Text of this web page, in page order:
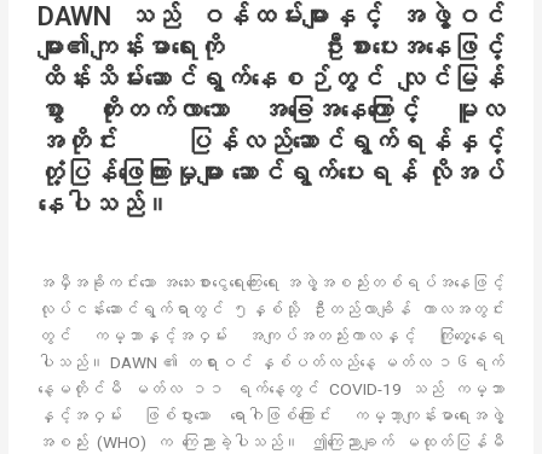
DAWN သည် ဝန်ထမ်းများနှင့် အဖွဲ့ဝင်
များ၏ကျန်းမာရေးကို ဦးစားပေးအနေဖြင့်
ထိန်းသိမ်းဆောင်ရွက်နေစဉ်တွင် လျင်မြန်
စွာ တိုးတက်လာသော အခြေအနေကြောင့် မူလ
အတိုင်း ပြန်လည်ဆောင်ရွက်ရန်နှင့်
တုံ့ပြန်ဖြေကြားမှုများ ဆောင်ရွက်ပေးရန် လိုအပ်
နေပါသည်။
အမှီအခိုကင်းသော အသေးစားငွေရေးကြေးရေး အဖွဲ့အစည်းတစ်ရပ်အနေဖြင့်
လုပ်ငန်းဆောင်ရွက်ရာတွင် ၅နှစ်သို့ ဦးတည်လာချိန် ကာလအတွင်း
တွင် ကမ္ဘာနှင့်အဝှမ်း အကျပ်အတည်းကာလနှင့် ကြုံတွေ့နေရ
ပါသည်။ DAWN ၏ တရားဝင် နှစ်ပတ်လည်နေ့ မတ်လ ၁၆ရက်
နေ့မတိုင်မီ မတ်လ ၁၁ ရက်နေ့တွင် COVID-19 သည် ကမ္ဘာ
နှင့်အဝှမ်း ဖြစ်ပွားသော ရောဂါဖြစ်ကြောင်း ကမ္ဘာ့ကျန်းမာရေးအဖွဲ့
အစည်း (WHO) က ကြေညာခဲ့ပါသည်။ ဤကြေညာချက် မထုတ်ပြန်မီ